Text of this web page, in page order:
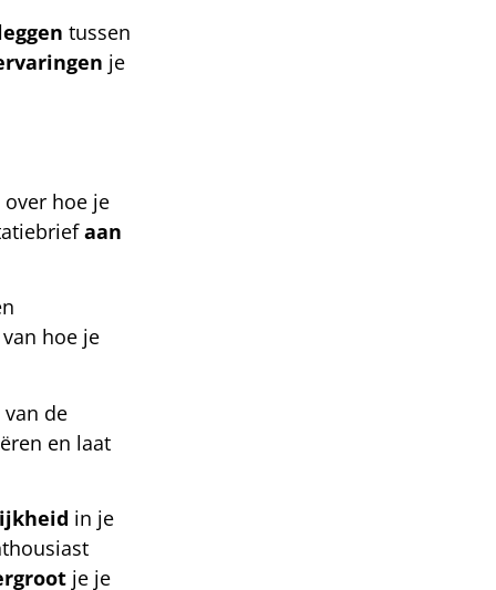
tussen
je
hoe je
aan
hoe je
van de
en laat
in je
je je